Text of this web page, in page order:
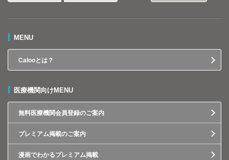
MENU
Calooとは？
医療機関向けMENU
無料医療機関会員登録のご案内
プレミアム掲載のご案内
漫画でわかるプレミアム掲載